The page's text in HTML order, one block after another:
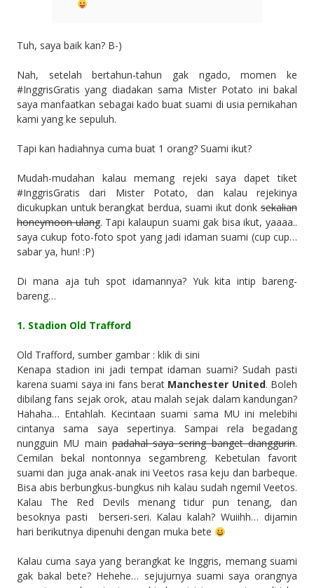
Tuh, saya baik kan? B-)
Nah, setelah bertahun-tahun gak ngado, momen ke
#InggrisGratis yang diadakan sama Mister Potato ini bakal
saya manfaatkan sebagai kado buat suami di usia pernikahan
kami yang ke sepuluh.
Tapi kan hadiahnya cuma buat 1 orang? Suami ikut?
Mudah-mudahan kalau memang rejeki saya dapet tiket
#InggrisGratis dari Mister Potato, dan kalau rejekinya
dicukupkan untuk berangkat berdua, suami ikut donk sekalian
honeymoon ulang. Tapi kalaupun suami gak bisa ikut, yaaaa..
saya cukup foto-foto spot yang jadi idaman suami (cup cup…
sabar ya, hun! :P)
Di mana aja tuh spot idamannya? Yuk kita intip bareng-
bareng…
1. Stadion Old Trafford
Old Trafford, sumber gambar : klik di sini
Kenapa stadion ini jadi tempat idaman suami? Sudah pasti
karena suami saya ini fans berat Manchester United. Boleh
dibilang fans sejak orok, atau malah sejak dalam kandungan?
Hahaha… Entahlah. Kecintaan suami sama MU ini melebihi
cintanya sama saya sepertinya. Sampai rela begadang
nungguin MU mainpadahal saya sering banget dianggurin.
Cemilan bekal nontonnya segambreng. Kebetulan favorit
suami dan juga anak-anak ini Veetos rasa keju dan barbeque.
Bisa abis berbungkus-bungkus nih kalau sudah ngemil Veetos.
Kalau The Red Devils menang tidur pun tenang, dan
besoknya pasti berseri-seri. Kalau kalah? Wuiihh… dijamin
hari berikutnya dipenuhi dengan muka bete
Kalau cuma saya yang berangkat ke Inggris, memang suami
gak bakal bete? Hehehe… sejujurnya suami saya orangnya